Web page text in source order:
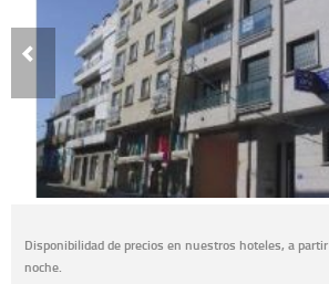
Disponibilidad de precios en nuestros hoteles, a
noche.